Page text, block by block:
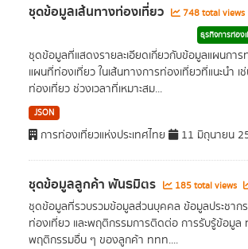
ชุดข้อมูลเส้นทางท่องเที่ยว 748 total views
ธุรกิจการท่อง
ชุดข้อมูลที่แสดงรายละเอียดเกี่ยวกับข้อมูลแผนการ
แผนที่ท่องเที่ยว ในเส้นทางการท่องเที่ยวที่แนะนำ
ท่องเที่ยว ช่วงเวลาที่เหมาะสม...
JSON
การท่องเที่ยวแห่งประเทศไทย 11 มิถุนายน
ชุดข้อมูลลูกค้า พันธมิตร 185 total views
ชุดข้อมูลที่รวบรวมข้อมูลส่วนบุคคล ข้อมูลประชาก
ท่องเที่ยว และพฤติกรรมการติดต่อ การรับรู้ข้อมูล
พฤติกรรมอื่น ๆ ของลูกค้า ททท....